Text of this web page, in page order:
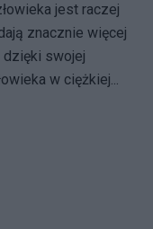
jest raczej
znacznie więcej
dzięki swojej
w ciężkiej...